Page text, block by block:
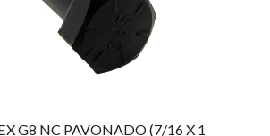
G8 NC PAVONADO (7/16 X 1